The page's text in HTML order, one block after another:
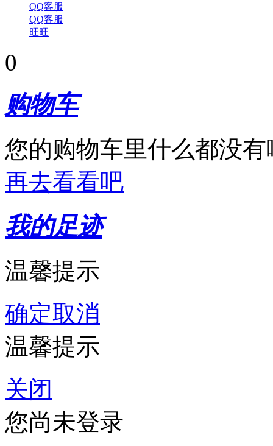
QQ客服
QQ客服
旺旺
0
购物车
您的购物车里什么都没有
再去看看吧
我的足迹
温馨提示
确定取消
温馨提示
关闭
您尚未登录